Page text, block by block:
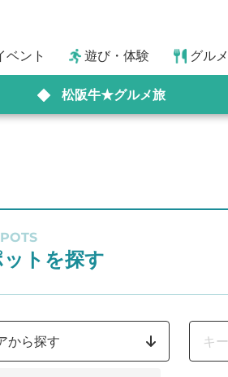
ベント 遊び・体験 グルメ
松阪牛★グルメ旅
トを探す
から探す